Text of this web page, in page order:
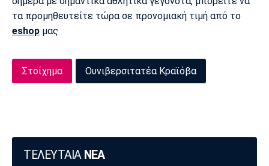
Πόρτο Μπενφίκα
τα προμηθευτείτε τώρα σε προνομιακή τιμή από το
eshop μας
Στοίχημα Ουνιβερσιτατέα Κραϊόβα
ΤΕΛΕΥΤΑΙΑ ΝΕΑ